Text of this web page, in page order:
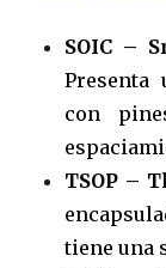
SOIC –
Presenta
con
TSOP –
tiene una